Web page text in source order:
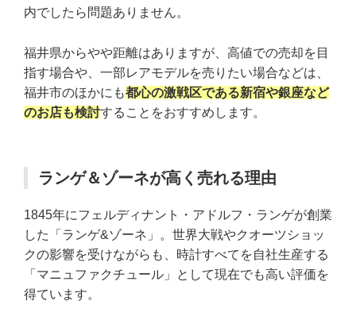
内でしたら問題ありません。
福井県からやや距離はありますが、高値での売却を目
指す場合や、一部レアモデルを売りたい場合などは、
福井市のほかにも都心の激戦区である新宿や銀座など
のお店も検討することをおすすめします。
ランゲ＆ゾーネが高く売れる理由
1845年にフェルディナント・アドルフ・ランゲが創業
した「ランゲ&ゾーネ」。世界大戦やクオーツショッ
クの影響を受けながらも、時計すべてを自社生産する
「マニュファクチュール」として現在でも高い評価を
得ています。